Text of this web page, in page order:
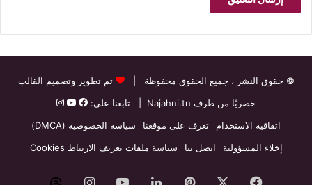
© حقوق النشر ، جميع الحقوق محفوظة |
تم تطوير وتصميم القالب
حصريًا من طرف Najahni.tn | تابعنا على:
اتفاقية الاستخدام
تعرف على موقعنا
سياسة الخصوصية (DMCA)
إخلاء المسؤولية
اتصل بنا سياسة ملفات تعريف الارتباط Cookies
فيسبوك بينتيريستلينكدإن‫YouTubeانستقرام